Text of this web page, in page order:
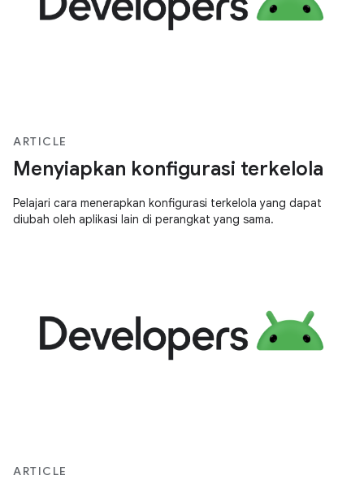
ARTICLE
Menyiapkan konfigurasi terkelola
Pelajari cara menerapkan konfigurasi terkelola yang dapat
diubah oleh aplikasi lain di perangkat yang sama.
ARTICLE